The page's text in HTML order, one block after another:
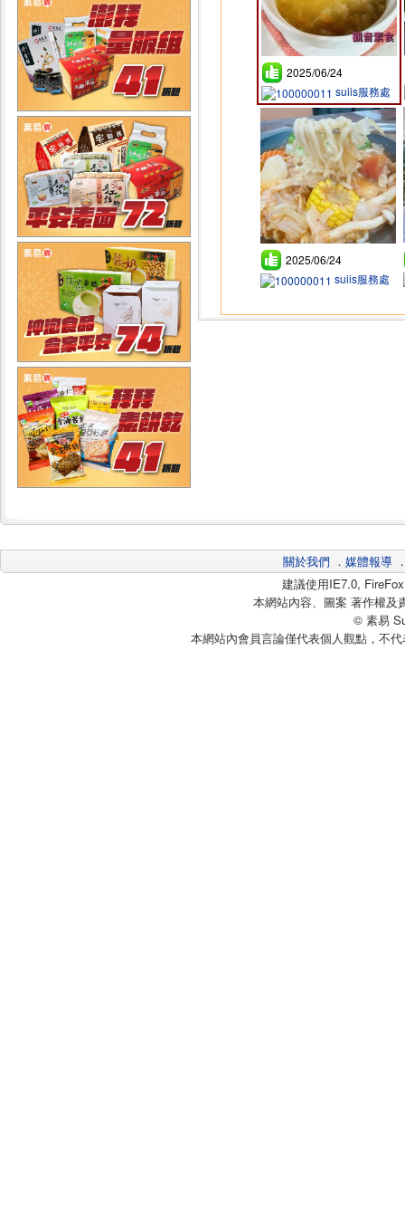
2025/06/24
suiis服務處
2025/06/24
suiis服務處
關於我們 ． 媒體報導
建議使用IE7.0,
本網站內容、圖案 著作權及
© 素易
本網站內會員言論僅代表個人觀點，不